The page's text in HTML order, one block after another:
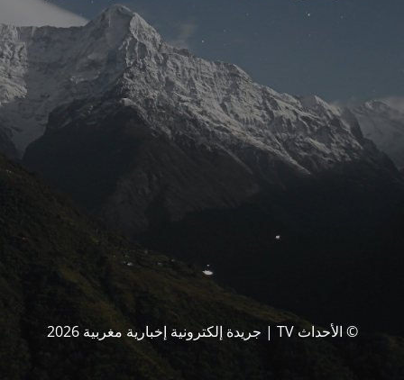
© الأحداث TV | جريدة إلكترونية إخبارية مغربية 2026